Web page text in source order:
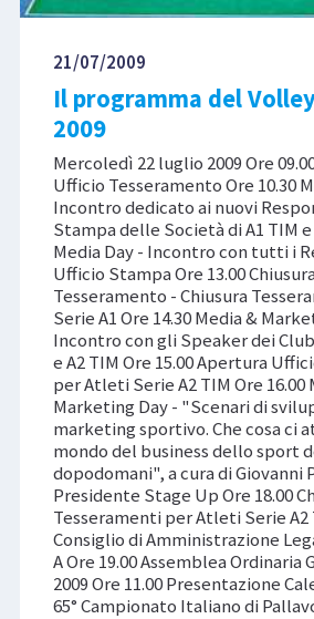
21/07/2009
Il programma del
2009
Mercoledì 22 luglio 2009 Ore
Ufficio Tesseramento Ore 10.30
Incontro dedicato ai nuovi
Stampa delle Società di A1 TIM e
Media Day - Incontro con tutti i
Ufficio Stampa Ore 13.00
Tesseramento - Chiusura
Serie A1 Ore 14.30 Media &
Incontro con gli Speaker dei
e A2 TIM Ore 15.00 Apertura
per Atleti Serie A2 TIM Ore 16.00
Marketing Day - "Scenari di
marketing sportivo. Che cosa ci
mondo del business dello sport
dopodomani", a cura di Giovanni
Presidente Stage Up Ore 18.00
Tesseramenti per Atleti Serie A2
Consiglio di Amministrazione
A Ore 19.00 Assemblea Ordinaria
2009 Ore 11.00 Presentazione
65° Campionato Italiano di